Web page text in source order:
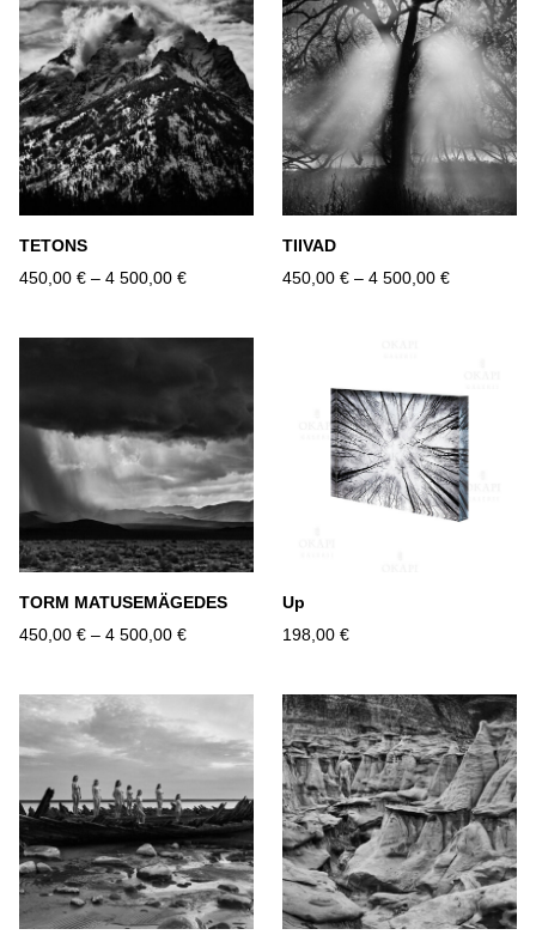
TETONS
450,00 € – 4 500,00 €
TIIVAD
450,00 € – 4 500,00 €
TORM MATUSEMÄGEDES
450,00 € – 4 500,00 €
Up
198,00 €